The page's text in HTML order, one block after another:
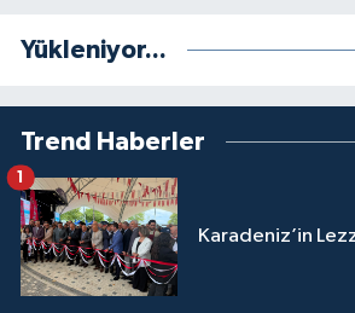
Yükleniyor...
Trend Haberler
Karadeniz’in
1